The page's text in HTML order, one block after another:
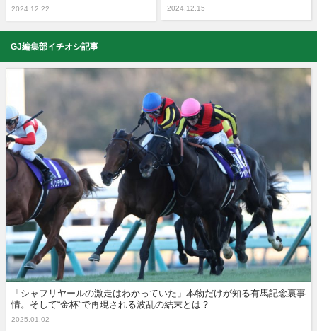
2024.12.22 2024.12.15
GJ編集部イチオシ記事
「シャフリヤールの激走はわかっていた」本物だけが知る有馬記念裏事
情。そして“金杯”で再現される波乱の結末とは？
2025.01.02